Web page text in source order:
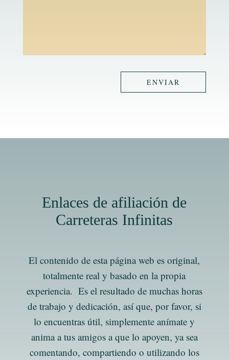
ENVIAR
Enlaces de afiliación de
Carreteras Infinitas
El contenido de esta página web es original,
totalmente real y basado en la propia
experiencia. Es el resultado de muchas horas
de trabajo y dedicación, así que, por favor, si
lo encuentras útil, simplemente anímate y
anima a tus amigos a que lo apoyen, ya sea
comentando, compartiendo o utilizando los